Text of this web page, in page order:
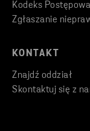
Kodeks
Zgłaszanie
KONTAKT
Znajdź oddział
Skontaktuj się z